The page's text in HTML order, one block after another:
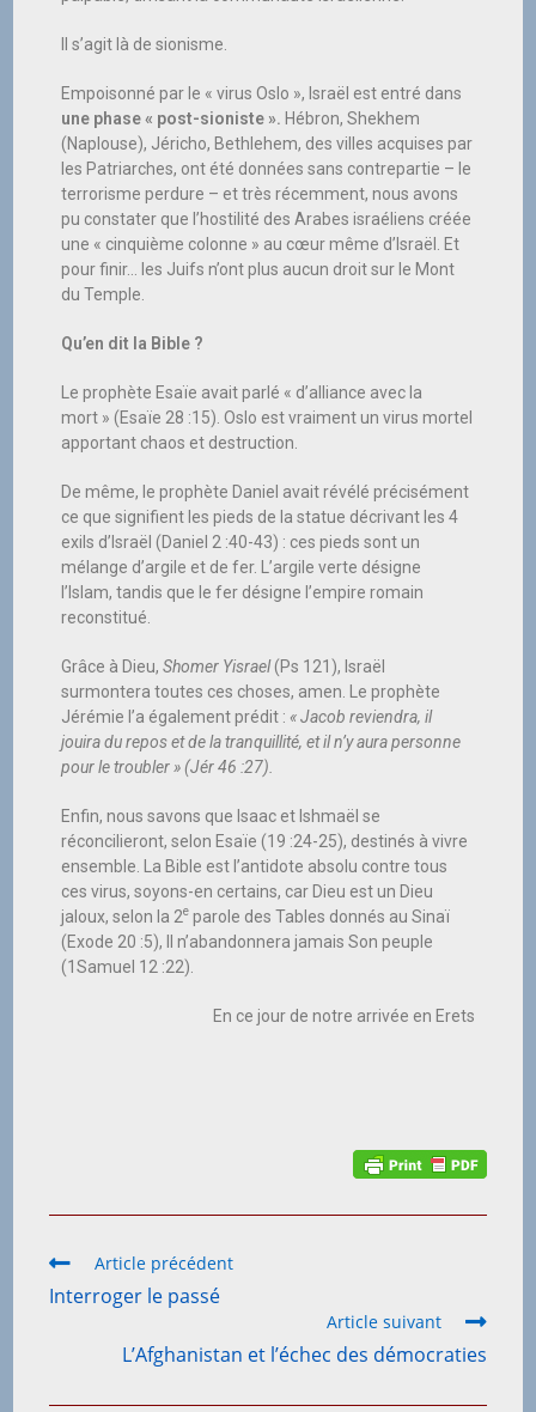
Il s’agit là de sionisme.
Empoisonné par le « virus Oslo », Israël est entré dans
une phase « post-sioniste ». Hébron, Shekhem
(Naplouse), Jéricho, Bethlehem, des villes acquises par
les Patriarches, ont été données sans contrepartie – le
terrorisme perdure – et très récemment, nous avons
pu constater que l’hostilité des Arabes israéliens créée
une « cinquième colonne » au cœur même d’Israël. Et
pour finir… les Juifs n’ont plus aucun droit sur le Mont
du Temple.
Qu’en dit la Bible ?
Le prophète Esaïe avait parlé « d’alliance avec la
mort » (Esaïe 28 :15). Oslo est vraiment un virus mortel
apportant chaos et destruction.
De même, le prophète Daniel avait révélé précisément
ce que signifient les pieds de la statue décrivant les 4
exils d’Israël (Daniel 2 :40-43) : ces pieds sont un
mélange d’argile et de fer. L’argile verte désigne
l’Islam, tandis que le fer désigne l’empire romain
reconstitué.
Grâce à Dieu,Shomer Yisrael(Ps 121), Israël
surmontera toutes ces choses, amen. Le prophète
Jérémie l’a également prédit : « Jacob reviendra, il
jouira du repos et de la tranquillité, et il n’y aura personne
pour le troubler » (Jér 46 :27).
Enfin, nous savons que Isaac et Ishmaël se
réconcilieront, selon Esaïe (19 :24-25), destinés à vivre
ensemble. La Bible est l’antidote absolu contre tous
ces virus, soyons-en certains, car Dieu est un Dieu
jaloux, selon la 2e parole des Tables donnés au Sinaï
(Exode 20 :5), Il n’abandonnera jamais Son peuple
(1Samuel 12 :22).
En ce jour de notre arrivée en Erets
Article précédent
Interroger le passé
Article suivant
L’Afghanistan et l’échec des démocraties